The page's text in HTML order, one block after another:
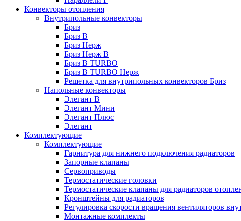
Конвекторы отопления
Внутрипольные конвекторы
Бриз
Бриз В
Бриз Нерж
Бриз Нерж В
Бриз В TURBO
Бриз В TURBO Нерж
Решетка для внутрипольных конвекторов Бриз
Напольные конвекторы
Элегант В
Элегант Мини
Элегант Плюс
Элегант
Комплектующие
Комплектующие
Гарнитура для нижнего подключения радиаторов
Запорные клапаны
Сервоприводы
Термостатические головки
Термостатические клапаны для радиаторов
Кронштейны для радиаторов
Регулировка скорости вращения вентиляторов
Монтажные комплекты